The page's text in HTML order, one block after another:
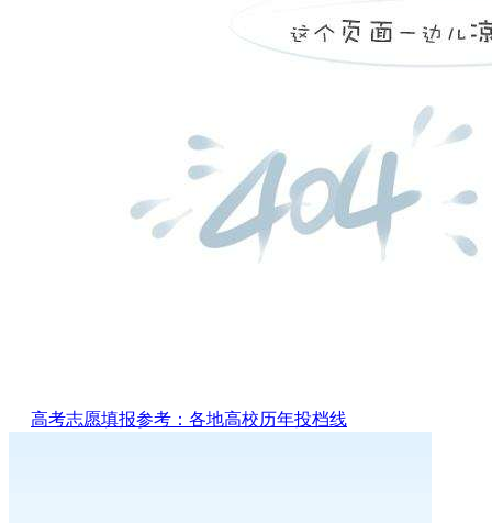
高考志愿填报参考：各地高校历年投档线